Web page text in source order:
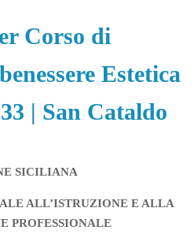
Corso di
Estetica
| San Cataldo
SICILIANA
ALL’ISTRUZIONE E ALLA
PROFESSIONALE